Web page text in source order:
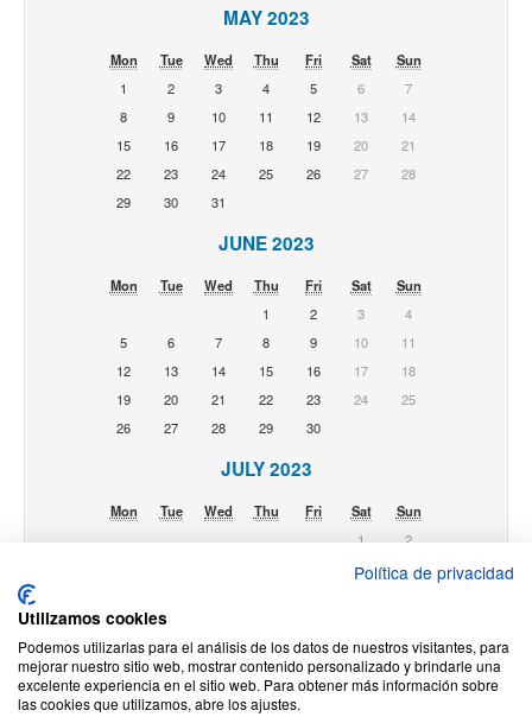
MAY 2023
Mon Tue Wed Thu Fri Sat
Sun
1
2 3 4 5 6
7
8
9 10 11 12 13
14
15
16 17 18 19 20
21
22
23 24 25 26 27
28
29
30 31
JUNE 2023
Mon Tue Wed Thu Fri Sat
Sun
1
2 3
4
5
6 7 8 9 10
11
12
13 14 15 16 17
18
19
20 21 22 23 24
25
26
27 28 29 30
JULY 2023
Mon Tue Wed Thu Fri Sat
Sun
1
2
8
9
17
18
24
25 26 27 28 29
30
31
Política de privacidad
Utilizamos cookies
Podemos utilizarlas para el análisis de los datos de nuestros visitantes, para
mejorar nuestro sitio web, mostrar contenido personalizado y brindarle una
excelente experiencia en el sitio web. Para obtener más información sobre
las cookies que utilizamos, abre los ajustes.